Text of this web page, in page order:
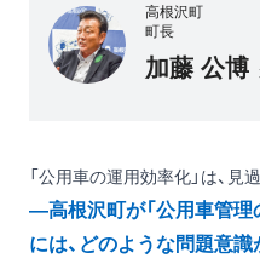
高根沢町
町長
加藤 公博
「公用車の運用効率化」は、
―高根沢町が「公用車管理
には、どのような問題意識